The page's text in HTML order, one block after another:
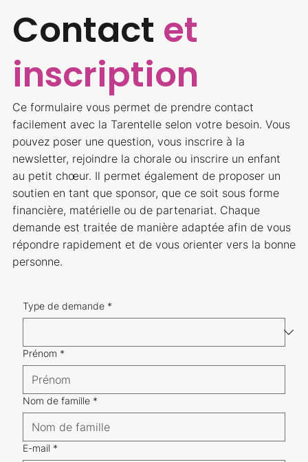
Contact et
inscription
Ce formulaire vous permet de prendre contact
facilement avec la Tarentelle selon votre besoin. Vous
pouvez poser une question, vous inscrire à la
newsletter, rejoindre la chorale ou inscrire un enfant
au petit chœur. Il permet également de proposer un
soutien en tant que sponsor, que ce soit sous forme
financière, matérielle ou de partenariat. Chaque
demande est traitée de manière adaptée afin de vous
répondre rapidement et de vous orienter vers la bonne
personne.
Type de demande *
Prénom *
Nom de famille *
E-mail *